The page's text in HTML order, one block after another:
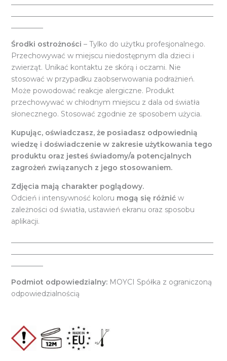
Środki ostrożności – Tylko do użytku profesjonalnego.
Przechowywać w miejscu niedostępnym dla dzieci i
zwierząt. Unikać kontaktu ze skórą i oczami. Nie
stosować w przypadku zaobserwowania podrażnień.
Może powodować reakcje alergiczne. Produkt
przechowywać w chłodnym miejscu z dala od światła
słonecznego. Stosować zgodnie ze sposobem użycia.
Kupując, oświadczasz, że posiadasz odpowiednią
wiedzę i doświadczenie w zakresie użytkowania tego
produktu oraz jesteś świadomy/a potencjalnych
zagrożeń związanych z jego stosowaniem.
Zdjęcia mają charakter poglądowy.
Odcień i intensywność koloru mogą się różnićw
zależności od światła, ustawień ekranu oraz sposobu
aplikacji.
Podmiot odpowiedzialny:MOYCI Spółka z ograniczoną
odpowiedzialnością